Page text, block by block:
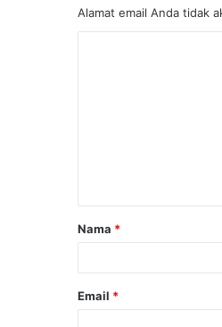
Alamat email Anda tidak
a
r
Nama *
Email *